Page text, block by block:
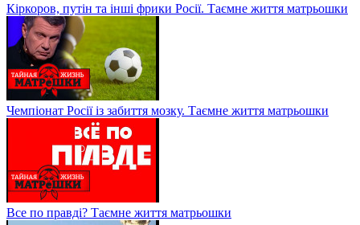
Кіркоров, путін та інші фрики Росії. Таємне життя матрьошки
Чемпіонат Росії із забиття мозку. Таємне життя матрьошки
Все по правді? Таємне життя матрьошки